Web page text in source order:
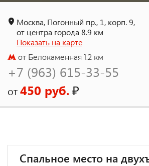
Москва, Погонный пр., 1, корп. 9,
от центра города 8.9 км
Показать на карте
от Белокаменная 1.2 км
+7 (963) 615-33-55
от450 руб.₽
Спальное место на